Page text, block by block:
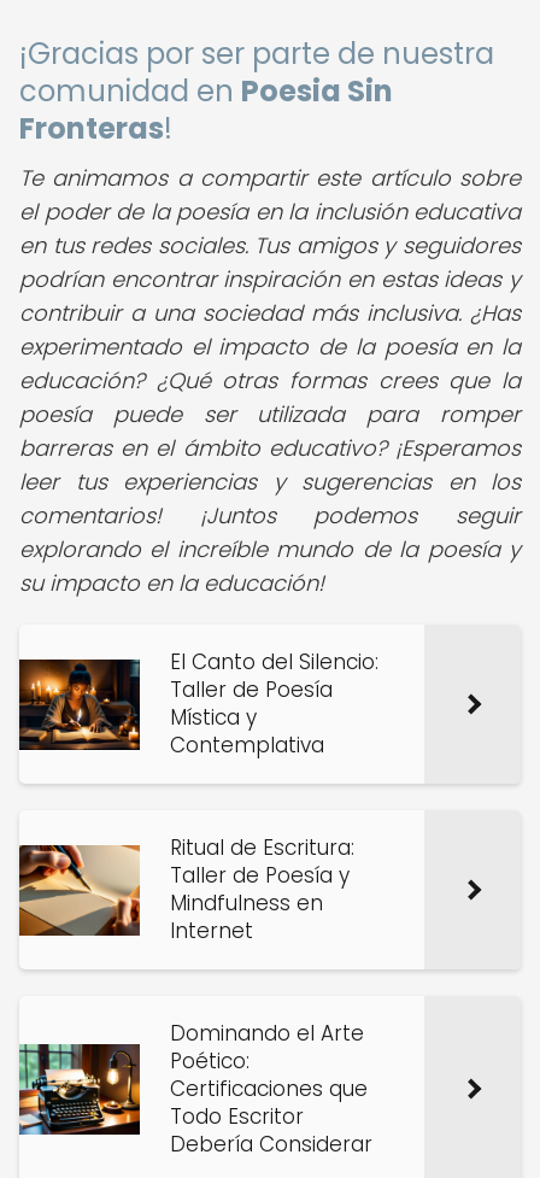
¡Gracias por ser parte de nuestra
comunidad en Poesia Sin
Fronteras!
Te animamos a compartir este artículo sobre
el poder de la poesía en la inclusión educativa
en tus redes sociales. Tus amigos y seguidores
podrían encontrar inspiración en estas ideas y
contribuir a una sociedad más inclusiva. ¿Has
experimentado el impacto de la poesía en la
educación? ¿Qué otras formas crees que la
poesía puede ser utilizada para romper
barreras en el ámbito educativo? ¡Esperamos
leer tus experiencias y sugerencias en los
comentarios! ¡Juntos podemos seguir
explorando el increíble mundo de la poesía y
su impacto en la educación!
El Canto del Silencio:
Taller de Poesía
Mística y
Contemplativa
Ritual de Escritura:
Taller de Poesía y
Mindfulness en
Internet
Dominando el Arte
Poético:
Certificaciones que
Todo Escritor
Debería Considerar